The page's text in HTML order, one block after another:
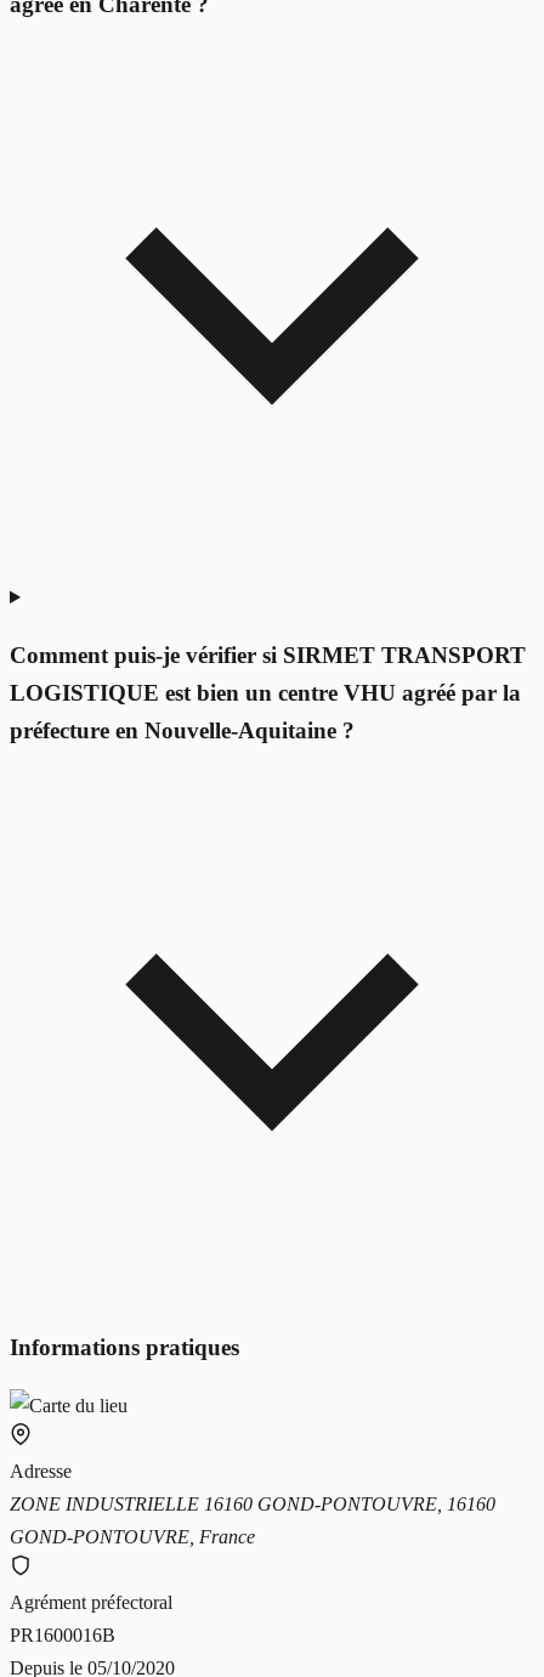
Comment puis-je vérifier si SIRMET TRANSPORT
LOGISTIQUE est bien un centre VHU agréé par la
préfecture en Nouvelle-Aquitaine ?
Informations pratiques
Adresse
ZONE INDUSTRIELLE 16160 GOND-PONTOUVRE, 16160
GOND-PONTOUVRE, France
Agrément préfectoral
PR1600016B
Depuis le 05/10/2020